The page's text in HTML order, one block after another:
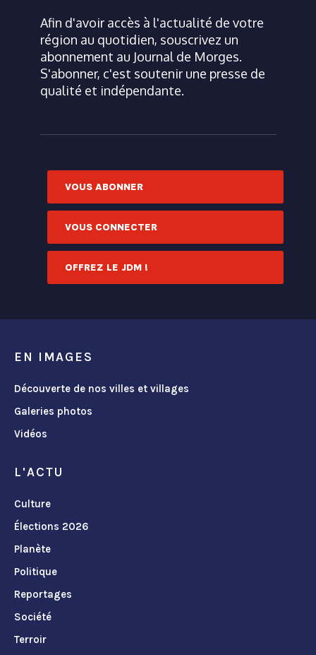
Afin d'avoir accès à l'actualité de votre
région au quotidien, souscrivez un
abonnement au Journal de Morges.
S'abonner, c'est soutenir une presse de
qualité et indépendante.
VOUS ABONNER
VOUS CONNECTER
OFFREZ LE JDM !
EN IMAGES
Découverte de nos villes et villages
Galeries photos
Vidéos
L'ACTU
Culture
Élections 2026
Planète
Politique
Reportages
Société
Terroir